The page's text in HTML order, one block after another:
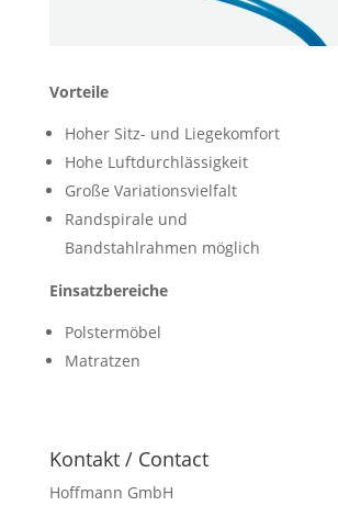
Vorteile
Hoher Sitz- und Liegekomfort
Hohe Luftdurchlässigkeit
Große Variationsvielfalt
Randspirale und
Bandstahlrahmen möglich
Einsatzbereiche
Polstermöbel
Matratzen
Kontakt / Contact
Hoffmann GmbH